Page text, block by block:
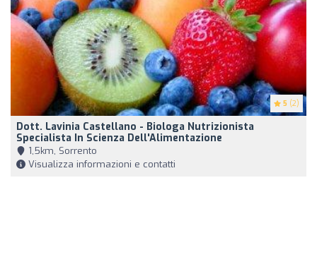
5 (2)
Dott. Lavinia Castellano - Biologa Nutrizionista
Specialista In Scienza Dell'Alimentazione
1,5km, Sorrento
Visualizza informazioni e contatti